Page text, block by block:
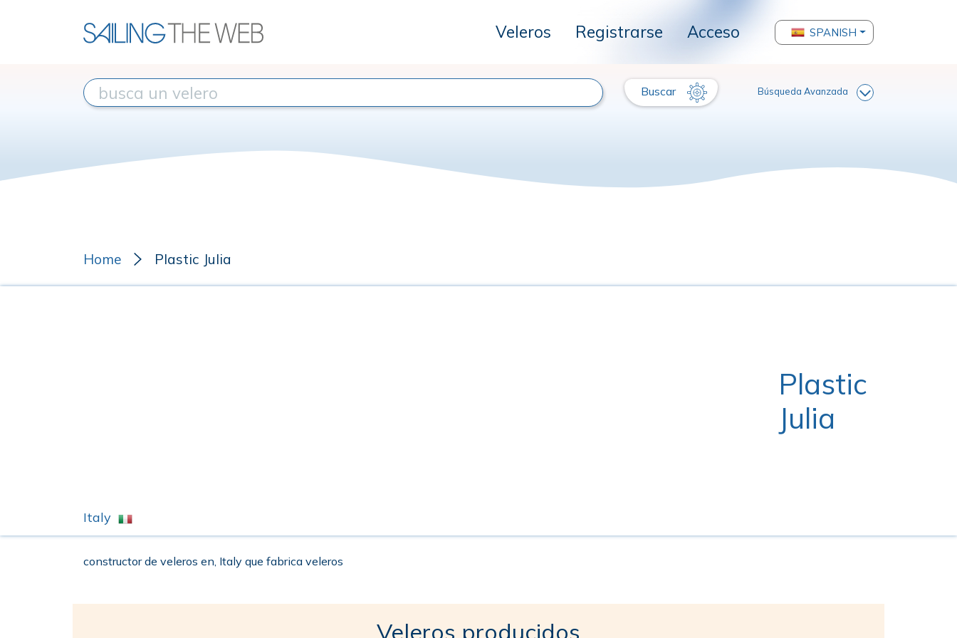
Veleros Registrarse Acceso SPANISH
Buscar Búsqueda Avanzada
Home Plastic Julia
Plastic
Julia
Italy
constructor de veleros en, Italy que fabrica veleros
Veleros producidos